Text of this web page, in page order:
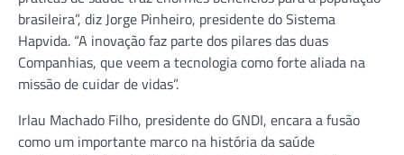
brasileira”, diz Jorge Pinheiro, presidente do Sistema
Hapvida. “A inovação faz parte dos pilares das duas
Companhias, que veem a tecnologia como forte aliada na
missão de cuidar de vidas”.
Irlau Machado Filho, presidente do GNDI, encara a fusão
como um importante marco na história da saúde